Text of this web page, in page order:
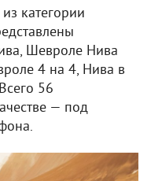
категории
Шевроле Нива
4 на 4, Нива в
56
— под